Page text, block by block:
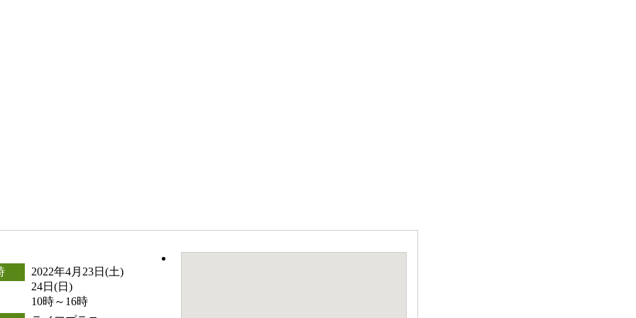
2022年4月23日(土)
24日(日)
10時～16時